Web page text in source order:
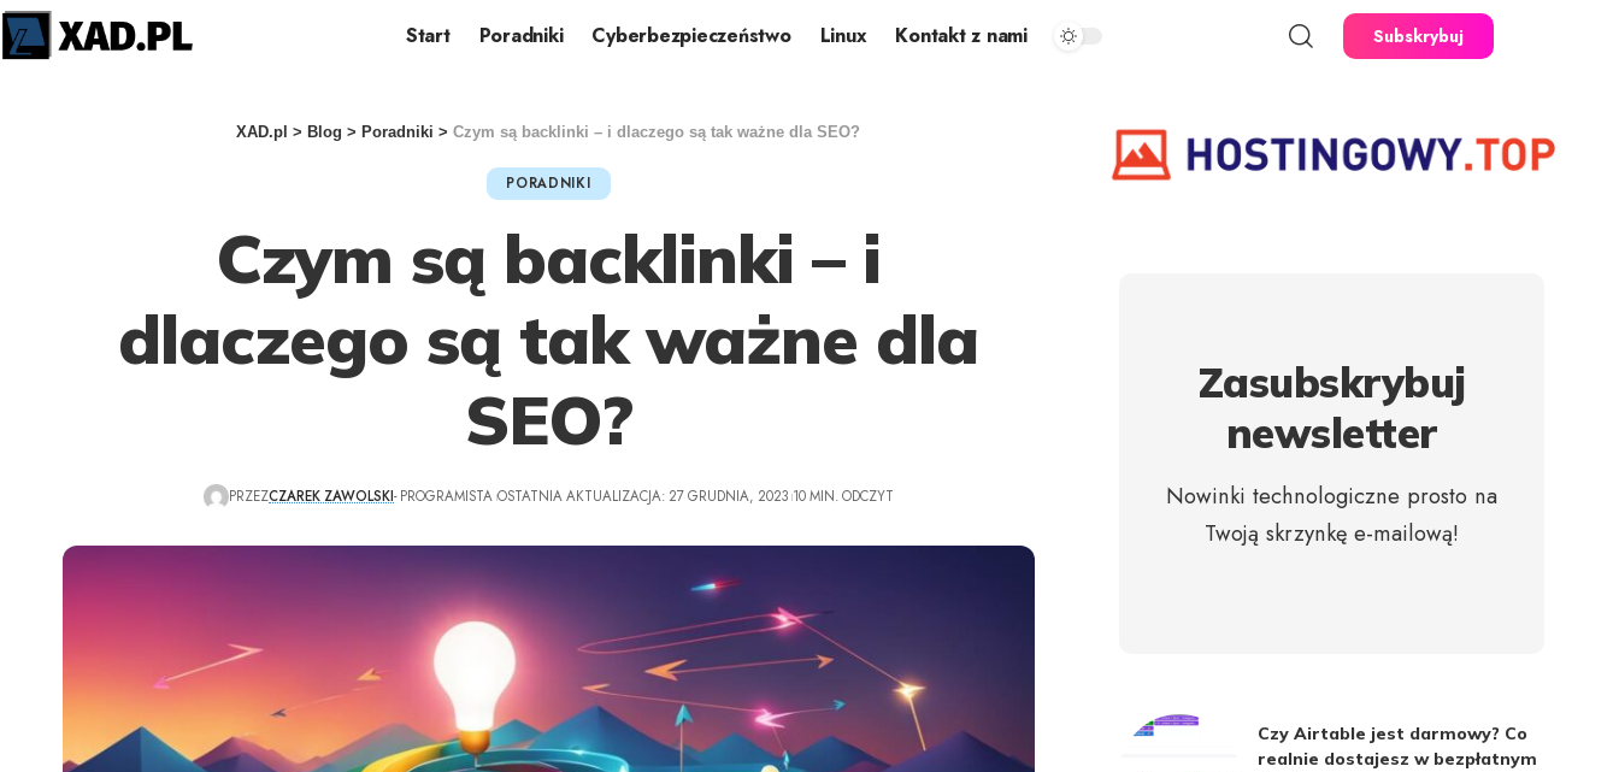
Start Poradniki Cyberbezpieczeństwo Linux Kontakt z nami Subskrybuj
XAD.pl > Blog > Poradniki >Czym są backlinki – i dlaczego są tak ważne dla SEO?
PORADNIKI
Czym są backlinki – i
dlaczego są tak ważne dla
SEO?
PRZEZCZAREK ZAWOLSKI- PROGRAMISTA OSTATNIA AKTUALIZACJA: 27 GRUDNIA, 2023 10 MIN. ODCZYT
Zasubskrybuj
newsletter
Nowinki technologiczne prosto na
Twoją skrzynkę e-mailową!
Czy Airtable jest darmowy? Co
realnie dostajesz w bezpłatnym